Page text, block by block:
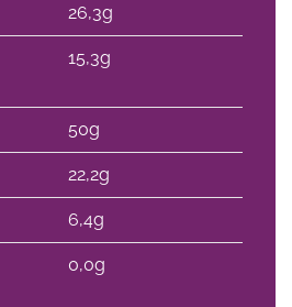
26,3g
15,3g
50g
22,2g
6,4g
0,0g